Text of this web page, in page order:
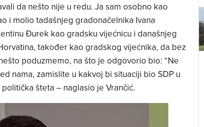
da nešto nije u redu. Ja sam osobno kao
i molio tadašnjeg gradonačelnika Ivana
Đurek kao gradsku vijećnicu i današnjeg
također kao gradskog vijećnika, da bez
poduzmemo, na što je odgovorio bio: “Ne
nama, zamislite u kakvoj bi situaciji bio SDP u
šteta – naglasio je Vrančić.